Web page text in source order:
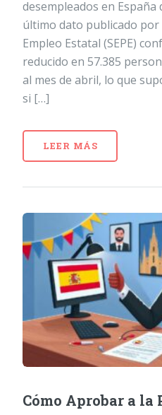
desempleados en España
último dato publicado por
Empleo Estatal (SEPE)
reducido en 57.385
al mes de abril, lo que
si […]
LEER MÁS
Cómo Aprobar a la